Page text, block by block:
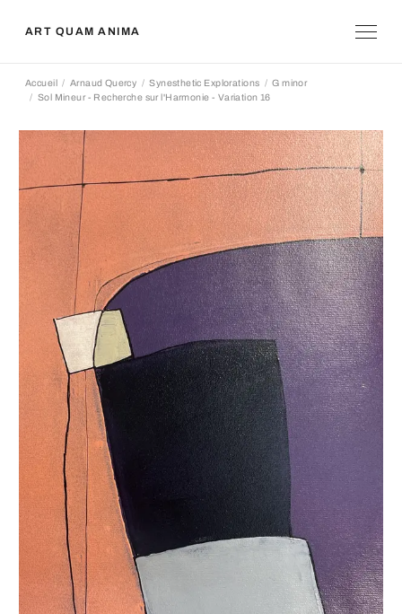
ART QUAM ANIMA
Accueil Arnaud Quercy Synesthetic Explorations
G minor
Sol Mineur - Recherche sur l'Harmonie - Variation 16